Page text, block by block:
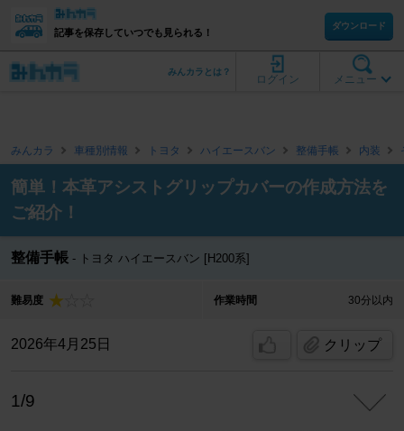
記事を保存していつでも見られる！
ダウンロード
メニュー
ログイン
みんカラとは？
みんカラ 車種別情報 トヨタ ハイエースバン 整備手帳 内装
簡単！本革アシストグリップカバーの作成方法を
ご紹介！
整備手帳 トヨタ ハイエースバン [H200系]
難易度 作業時間 30分以内
2026年4月25日 クリップ
1/9